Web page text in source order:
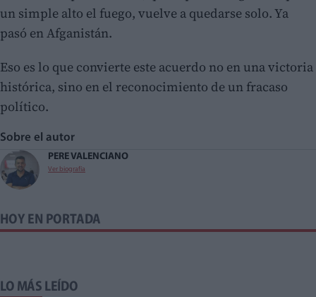
un simple alto el fuego, vuelve a quedarse solo. Ya
pasó en Afganistán.
Eso es lo que convierte este acuerdo no en una victoria
histórica, sino en el reconocimiento de un fracaso
político.
Sobre el autor
PERE VALENCIANO
Ver biografía
HOY EN PORTADA
LO MÁS LEÍDO